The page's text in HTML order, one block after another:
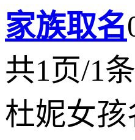
家族取名
共1页/1条
杜妮女